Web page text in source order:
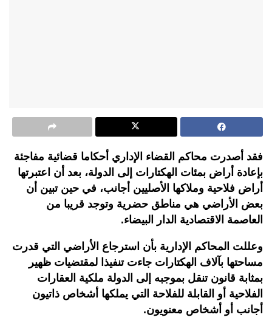
فقد أصدرت محاكم القضاء الإداري أحكاما قضائية مفاجئة
بإعادة أراض بمئات الهكتارات إلى الدولة، بعد أن اعتبرتها
أراض فلاحية وملاكها الأصليين أجانب، في حين تبين أن
بعض الأراضي هي مناطق حضرية وتوجد قريبا من
العاصمة الاقتصادية الدار البيضاء.
وعللت المحاكم الإدارية بأن استرجاع الأراضي التي قدرت
مساحتها بآلاف الهكتارات جاءت تنفيذا لمقتضيات ظهير
بمثابة قانون تنقل بموجبه إلى الدولة ملكية العقارات
الفلاحية أو القابلة للفلاحة التي يملكها أشخاص ذاتيون
أجانب أو أشخاص معنويون.